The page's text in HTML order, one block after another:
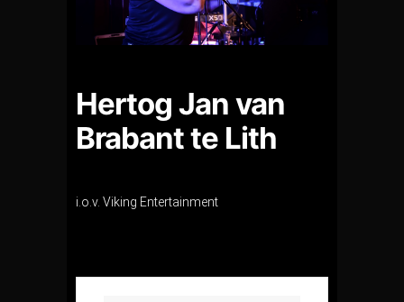
Hertog Jan van
Brabant te Lith
i.o.v. Viking Entertainment